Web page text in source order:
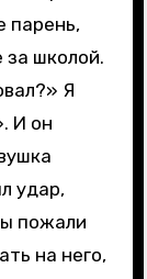
парень,
за школой.
Я
И он
удар,
пожали
на него,